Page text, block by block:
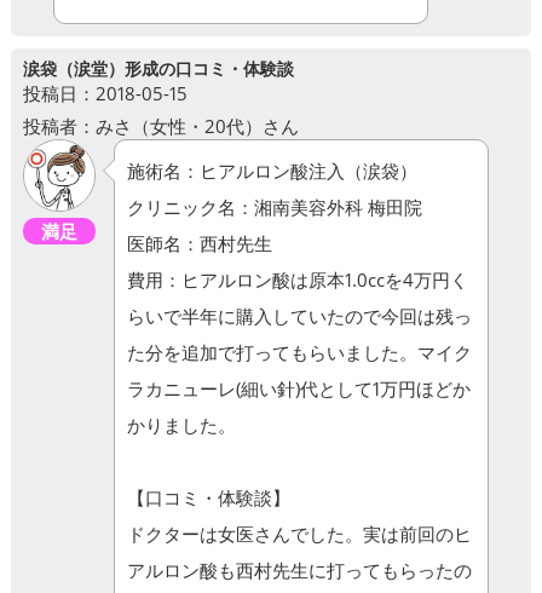
涙袋（涙堂）形成の口コミ・体験談
投稿日：2018-05-15
投稿者：みさ（女性・20代）さん
満足
施術名：ヒアルロン酸注入（涙袋）
クリニック名：湘南美容外科 梅田院
医師名：西村先生
費用：ヒアルロン酸は原本1.0ccを4万円く
らいで半年に購入していたので今回は残っ
た分を追加で打ってもらいました。マイク
ラカニューレ(細い針)代として1万円ほどか
かりました。
【口コミ・体験談】
ドクターは女医さんでした。実は前回のヒ
アルロン酸も西村先生に打ってもらったの